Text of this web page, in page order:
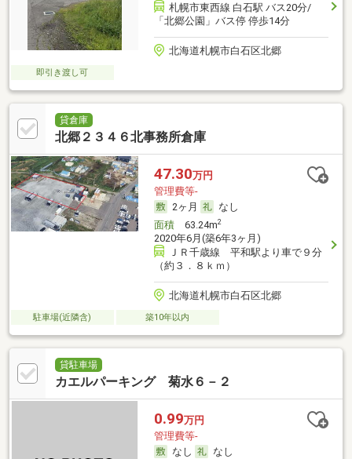
札幌市東西線 白石駅 バス20分/
「北郷公園」バス停 停歩14分
北海道札幌市白石区北郷
即引き渡し可
貸倉庫
北郷２３４６北事務所倉庫
47.30万円
管理費等-
2ヶ月
なし
面積63.24m2
2020年6月(築6年3ヶ月)
ＪＲ千歳線 平和駅より車で９分
（約３．８ｋｍ）
北海道札幌市白石区北郷
駐車場(近隣含) 築10年以内
貸駐車場
カエルパーキング 菊水６－２
0.99万円
管理費等-
なし
なし